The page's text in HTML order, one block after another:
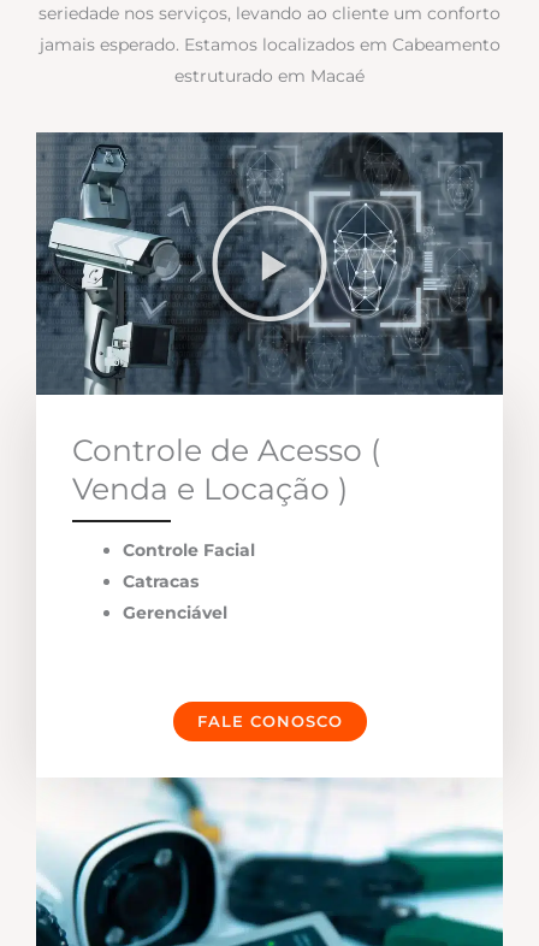
seriedade nos serviços, levando ao cliente um conforto
jamais esperado. Estamos localizados em Cabeamento
estruturado em Macaé
Controle de Acesso (
Venda e Locação )
Controle Facial
Catracas
Gerenciável
FALE CONOSCO